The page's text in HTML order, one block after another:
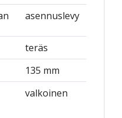
asennuslevy
teräs
135 mm
valkoinen